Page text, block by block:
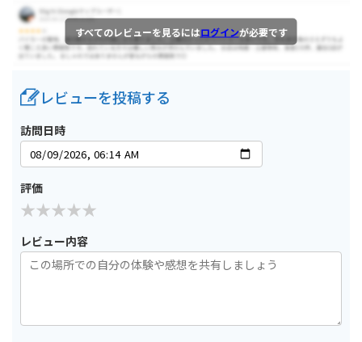
すべてのレビューを見るにはログインが必要です
レビューを投稿する
訪問日時
評価
レビュー内容